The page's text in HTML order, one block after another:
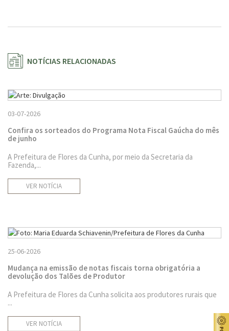
NOTÍCIAS RELACIONADAS
03-07-2026
Confira os sorteados do Programa Nota Fiscal Gaúcha do mês
de junho
A Prefeitura de Flores da Cunha, por meio da Secretaria da
Fazenda,...
VER NOTÍCIA
25-06-2026
Mudança na emissão de notas fiscais torna obrigatória a
devolução dos Talões de Produtor
A Prefeitura de Flores da Cunha solicita aos produtores rurais que
...
VER NOTÍCIA